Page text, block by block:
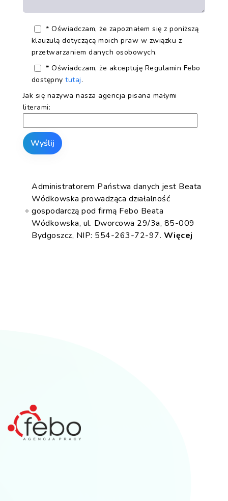
* Oświadczam, że zapoznałem się z poniższą
klauzulą dotyczącą moich praw w związku z
przetwarzaniem danych osobowych.
* Oświadczam, że akceptuję Regulamin Febo
dostępnytutaj.
Jak się nazywa nasza agencja pisana małymi
literami:
Administratorem Państwa danych jest Beata
Wódkowska prowadząca działalność
gospodarczą pod firmą Febo Beata
Wódkowska, ul. Dworcowa 29/3a, 85-009
Bydgoszcz, NIP: 554-263-72-97. Więcej